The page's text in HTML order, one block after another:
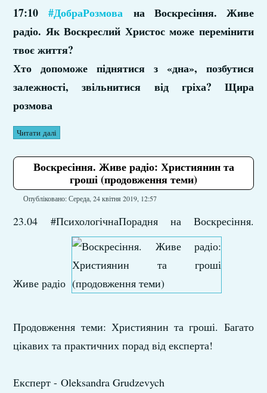
17:10#ДобраРозмова на Воскресіння. Живе
радіо. Як Воскреслий Христос може перемінити
твоє життя?
Хто допоможе піднятися з «дна», позбутися
залежності, звільнитися від гріха? Щира
розмова
Читати далі
Воскресіння. Живе радіо: Християнин та
гроші (продовження теми)
Опубліковано: Середа, 24 квітня 2019, 12:57
23.04 #ПсихологічнаПорадня на Воскресіння.
Живе радіо
Продовження теми: Християнин та гроші. Багато
цікавих та практичних порад від експерта!
Експерт - Oleksandra Grudzevych